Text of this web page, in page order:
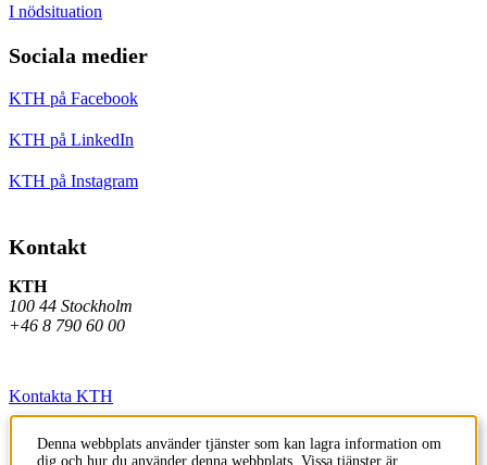
I nödsituation
Sociala medier
KTH på Facebook
KTH på LinkedIn
KTH på Instagram
Kontakt
KTH
100 44 Stockholm
+46 8 790 60 00
Kontakta KTH
Jobba på KTH
Denna webbplats använder tjänster som kan lagra information om
dig och hur du använder denna webbplats. Vissa tjänster är